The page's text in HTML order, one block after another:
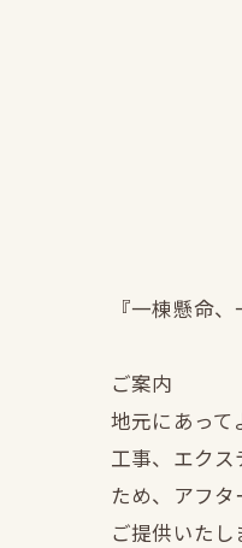
『一棟懸命
ご案内
地元にあっ
工事、エク
ため、アフ
ご提供いたし